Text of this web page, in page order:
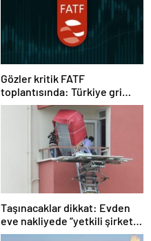
Gözler kritik FATF
toplantısında: Türkiye gri
listeden çıkacak mı?
Taşınacaklar dikkat: Evden
eve nakliyede “yetkili şirket”
uyarısı